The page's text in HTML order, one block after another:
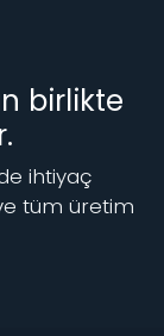
birlikte
ihtiyaç
tüm üretim